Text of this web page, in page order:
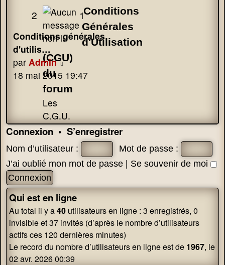
Conditions
Générales
d'Utilisation
(CGU)
du
forum
Les
C.G.U.
2Sujets 1Messages
Dernier
message
Conditions générales
d'utilis…
par Admin
Voir
le
dernier
18 mai 2015 19:47
Connexion • S’enregistrer
Nom d’utilisateur :
Mot de passe :
J’ai oublié mon mot de passe
Se souvenir de moi
Qui est en ligne
Au total il y a40 utilisateurs en ligne : 3 enregistrés, 0
invisible et 37 invités (d’après le nombre d’utilisateurs
actifs ces 120 dernières minutes)
Le record du nombre d’utilisateurs en ligne est de 1967, le
02 avr. 2026 00:39